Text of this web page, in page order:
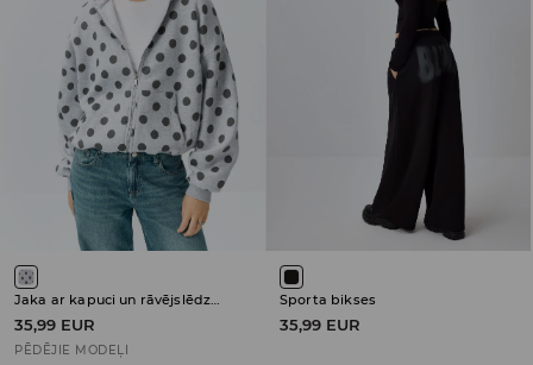
Jaka ar kapuci un rāvējslēdzēja aizdari
35,99 EUR
PĒDĒJIE MODEĻI
Sporta bikses
35,99 EUR